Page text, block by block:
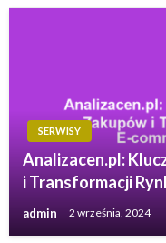
SERWISY
Analizacen.pl:
i Transformacji
admin 2 września, 2024